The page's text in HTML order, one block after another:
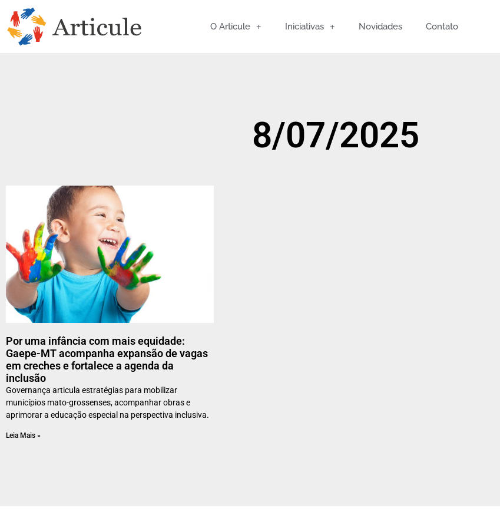
O Articule Iniciativas Novidades Contato
8/07/2025
Por uma infância com mais equidade:
Gaepe-MT acompanha expansão de vagas
em creches e fortalece a agenda da
inclusão
Governança articula estratégias para mobilizar
municípios mato-grossenses, acompanhar obras e
aprimorar a educação especial na perspectiva inclusiva.
Leia Mais »